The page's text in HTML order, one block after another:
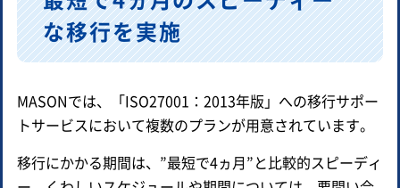
な移行を実施
MASONでは、「ISO27001：2013年版」への移行サポー
トサービスにおいて複数のプランが用意されています。
移行にかかる期間は、”最短で4ヵ月”と比較的スピーディ